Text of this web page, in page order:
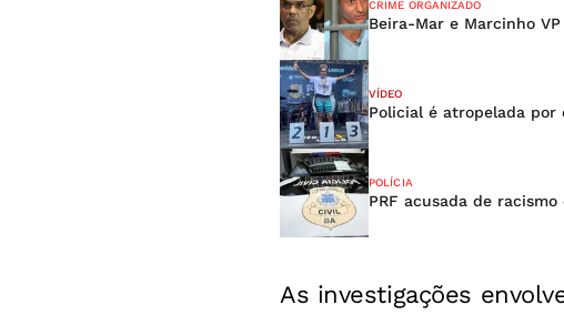
CRIME ORGANIZADO
Beira-Mar e Marcinho
VÍDEO
Policial é atropelada
POLÍCIA
PRF acusada de
As investigações